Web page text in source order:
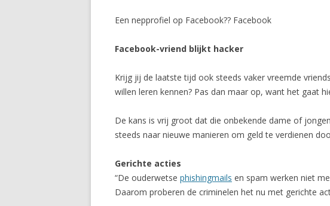
Een nepprofiel op Facebook?? Facebook
Facebook-vriend blijkt hacker
Krijg jij de laatste tijd ook steeds vaker vreemde
willen leren kennen? Pas dan maar op, want het gaat
De kans is vrij groot dat die onbekende dame of
steeds naar nieuwe manieren om geld te verdienen
Gerichte acties
“De ouderwetse phishingmails en spam werken niet
Daarom proberen de criminelen het nu met gerichte